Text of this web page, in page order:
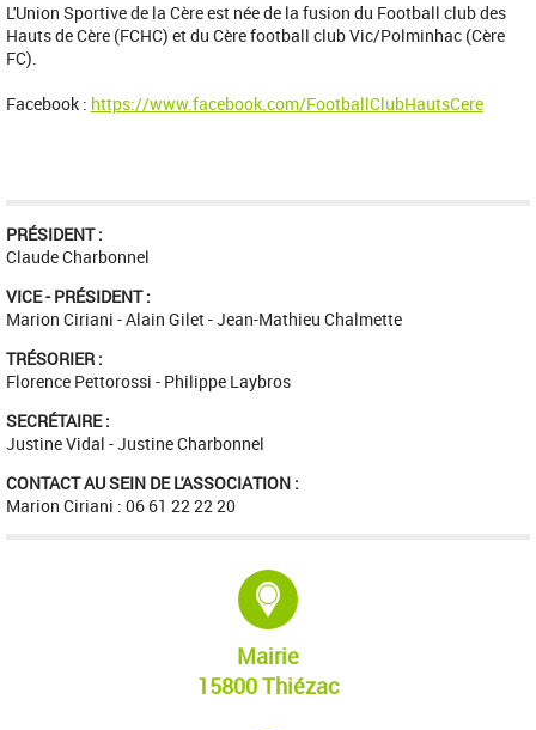
L'Union Sportive de la Cère est née de la fusion du Football club des
Hauts de Cère (FCHC) et du Cère football club Vic/Polminhac (Cère
FC).
Facebook : https://www.facebook.com/FootballClubHautsCere
PRÉSIDENT :
Claude Charbonnel
VICE - PRÉSIDENT :
Marion Ciriani - Alain Gilet - Jean-Mathieu Chalmette
TRÉSORIER :
Florence Pettorossi - Philippe Laybros
SECRÉTAIRE :
Justine Vidal - Justine Charbonnel
CONTACT AU SEIN DE L'ASSOCIATION :
Marion Ciriani : 06 61 22 22 20
Mairie
15800 Thiézac